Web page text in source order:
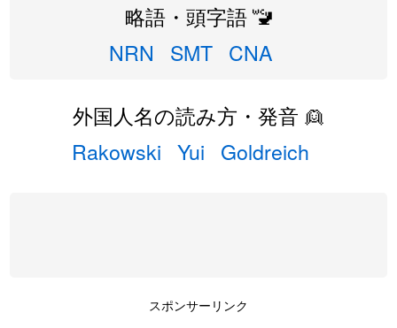
略語・頭字語 🚾
NRN
SMT CNA
外国人名の読み方・発音 👱
Rakowski Yui Goldreich
スポンサーリンク